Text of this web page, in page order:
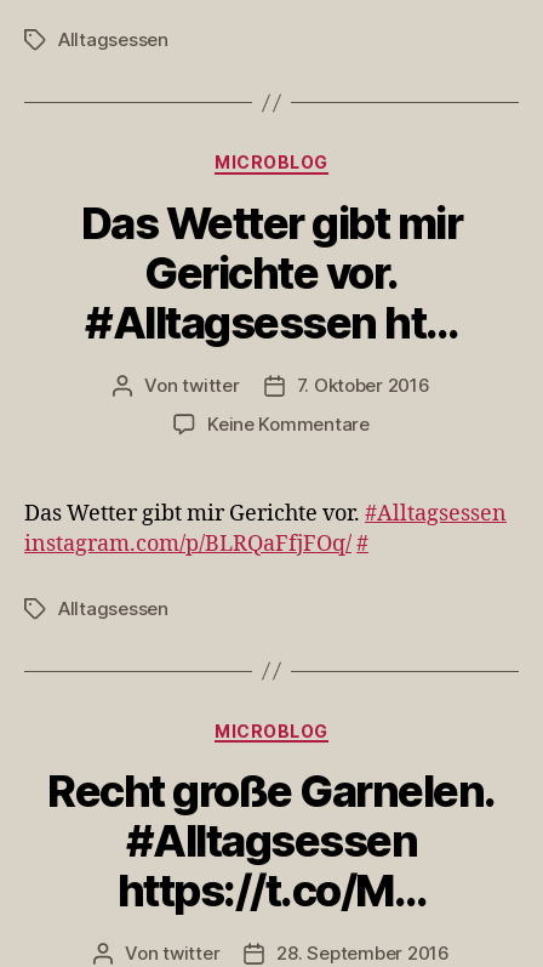
Schlagwörter
Alltagsessen
Kategorien
MICROBLOG
Das Wetter gibt mir
Gerichte vor.
#Alltagsessen ht…
Beitragsautor
Vontwitter Veröffentlichungsdatum
7. Oktober 2016
Keine Kommentarezu
gibt
mir
Gerichte
Das Wetter gibt mir Gerichte vor. #Alltagsessen
instagram.com/p/BLRQaFfjFOq/#
Schlagwörter
Alltagsessen
Kategorien
MICROBLOG
Recht große Garnelen.
#Alltagsessen
https://t.co/M…
Beitragsautor
Vontwitter Veröffentlichungsdatum
28. September 2016